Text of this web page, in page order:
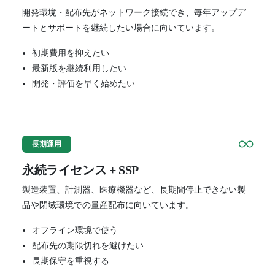
開発環境・配布先がネットワーク接続でき、毎年アップデ
ートとサポートを継続したい場合に向いています。
初期費用を抑えたい
最新版を継続利用したい
開発・評価を早く始めたい
長期運用
永続ライセンス + SSP
製造装置、計測器、医療機器など、長期間停止できない製
品や閉域環境での量産配布に向いています。
オフライン環境で使う
配布先の期限切れを避けたい
長期保守を重視する